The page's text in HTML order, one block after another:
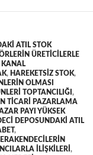
ATIL STOK
ÜRETICILERLE
KANAL
, HAREKETSIZ STOK,
OLMASI
TOPTANCILIĞI ,
TICARI PAZARLAMA
PAYI YÜKSEK
DEPOSUNDAKI ATIL
,
ILIŞKILERI ,